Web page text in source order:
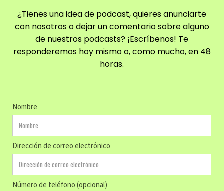
¿Tienes una idea de podcast, quieres anunciarte
con nosotros o dejar un comentario sobre alguno
de nuestros podcasts? ¡Escríbenos! Te
responderemos hoy mismo o, como mucho, en 48
horas.
Nombre
Dirección de correo electrónico
Número de teléfono (opcional)